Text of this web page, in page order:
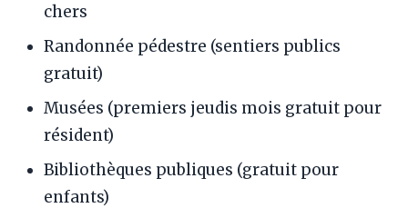
chers
Randonnée pédestre (sentiers publics
gratuit)
Musées (premiers jeudis mois gratuit pour
résident)
Bibliothèques publiques (gratuit pour
enfants)